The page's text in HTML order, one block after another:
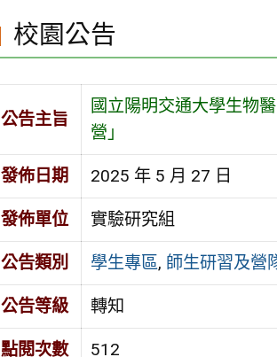
校園公告
公告主旨
國立陽明交通大學生物
營」
發佈日期 2025 年 5 月 27 日
發佈單位 實驗研究組
公告類別 學生專區, 師生研習及營
公告等級 轉知
點閱次數 512